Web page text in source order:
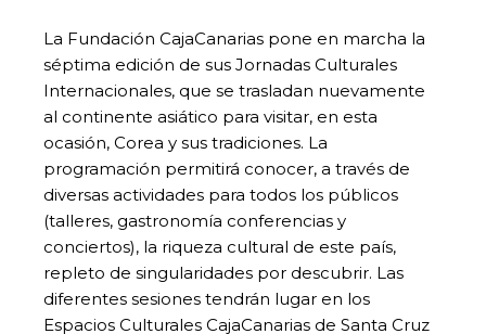
La Fundación CajaCanarias pone en marcha la
séptima edición de sus Jornadas Culturales
Internacionales, que se trasladan nuevamente
al continente asiático para visitar, en esta
ocasión, Corea y sus tradiciones. La
programación permitirá conocer, a través de
diversas actividades para todos los públicos
(talleres, gastronomía conferencias y
conciertos), la riqueza cultural de este país,
repleto de singularidades por descubrir. Las
diferentes sesiones tendrán lugar en los
Espacios Culturales CajaCanarias de Santa Cruz